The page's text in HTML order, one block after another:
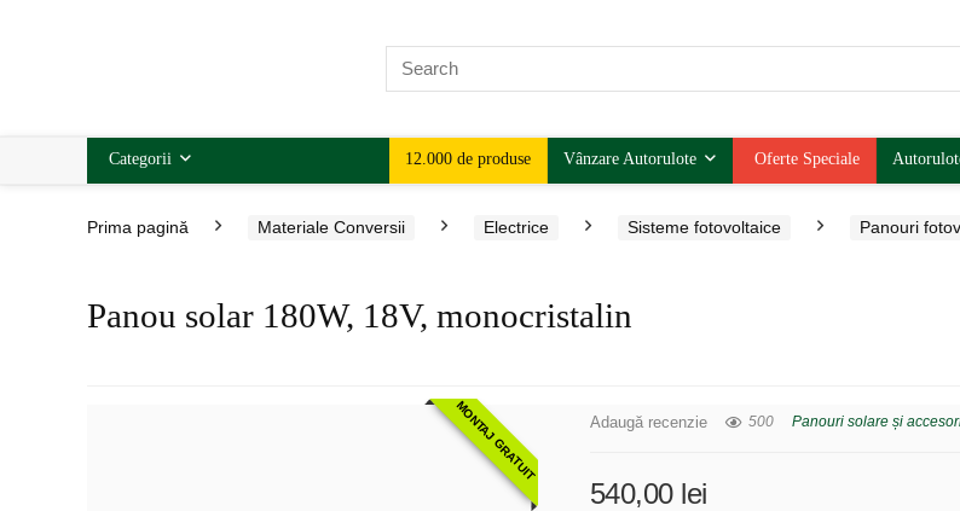
Categorii 12.000 de produse Vânzare Autorulote Oferte Speciale
Prima pagină Materiale Conversii Electrice Sisteme fotovoltaice Panouri
Panou solar 180W, 18V, monocristalin
MONTAJ GRATUIT Adaugă recenzie 500 Panouri solare și
540,00 lei